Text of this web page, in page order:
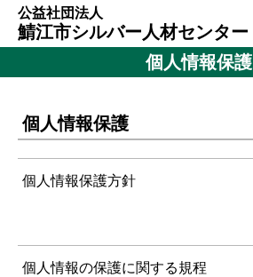
公益社団法人
鯖江市シルバー人材センター
個人情報保護
個人情報保護
個人情報保護方針
個人情報の保護に関する規程